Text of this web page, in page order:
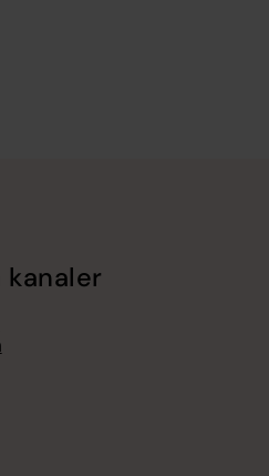
kanaler